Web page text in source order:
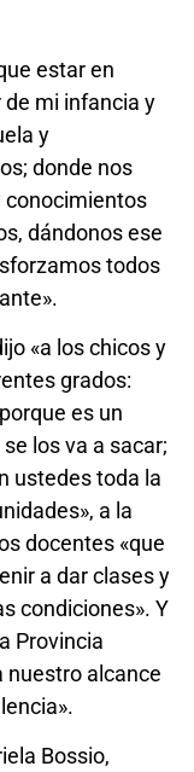
estar en
de mi infancia y
y
donde nos
conocimientos
dándonos ese
todos
«a los chicos y
grados:
es un
los va a sacar;
ustedes toda la
a la
docentes «que
a dar clases y
condiciones». Y
Provincia
nuestro alcance
Bossio,